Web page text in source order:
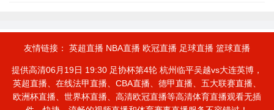
友情链接： 英超直播 NBA直播 欧冠直播 足球直播 篮球直播
提供高清06月19日 19:30 足协杯第4轮 杭州临平吴越vs大连英博，
英超直播、在线法甲直播、CBA直播、德甲直播、五大联赛直播、
欧洲杯直播、世界杯直播、高清欧冠直播等高清体育直播观看无插